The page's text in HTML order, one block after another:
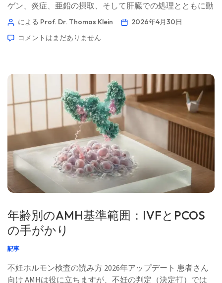
ゲン、炎症、亜鉛の摂取、そして肝臓での処理とともに動
くため、誤って読み取られやすいです。数値は重要です
月30日 📝 公開日：2026年4月30日 🩺 医学的監修：2026年
Thomas Klein, MD（医師）によるリーダーシップで作成さ
れました。Prof. Dr. Hans Weberの寄稿およびSarah Mitchell,
MD, PhD（医師）による医学的レビューを含みます。筆頭
著者 Thomas Klein, MD Kantesti AI 最高医療責任者 Dr.
Thomas Kleinは、認定を受けた臨床血液専門医で […]
による Prof. Dr. Thomas Klein
2026年4月30日
コメントはまだありません
年齢別のAMH基準範囲：IVFとPCOS
の手がかり
記事
不妊ホルモン検査の読み方 2026年アップデート 患者さん
向け AMHは役に立ちますが、不妊の判定（決定打）では